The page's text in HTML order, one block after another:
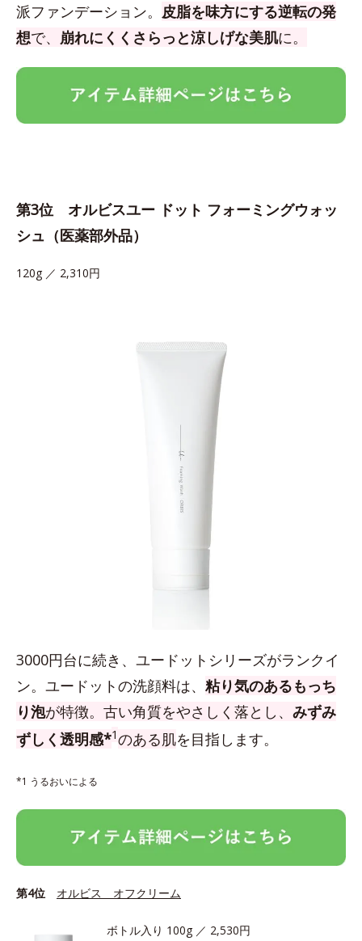
派ファンデーション。 皮脂を味方にする逆転の発
想で、 崩れにくくさらっと涼しげな美肌に。
第3位 オルビスユー ドット フォーミングウォッ
シュ（医薬部外品）
120g ／ 2,310円
3000円台に続き、ユードットシリーズがランクイ
ン。ユードットの洗顔料は、 粘り気のあるもっち
り泡が特徴。古い角質をやさしく落とし、 みずみ
ずしく透明感*1のある肌を目指します。
*1 うるおいによる
第4位 オルビス オフクリーム
ボトル入り 100g ／ 2,530円